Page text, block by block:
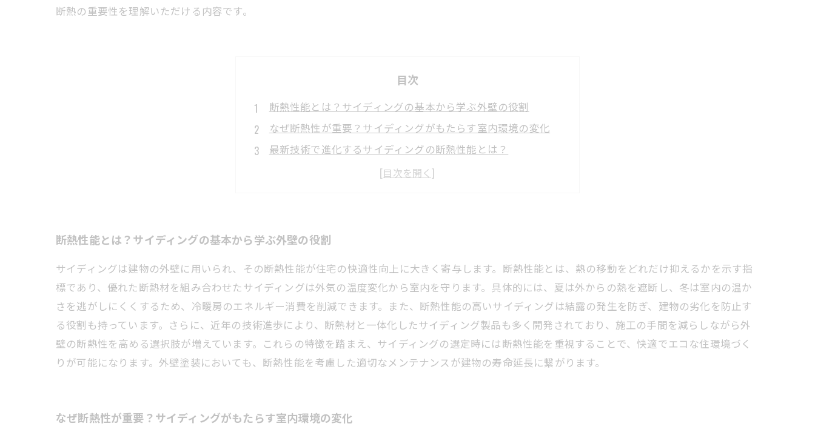
断熱の重要性を理解いただける内容です。
目次
断熱性能とは？サイディングの基本から学ぶ外壁の役割
なぜ断熱性が重要？サイディングがもたらす室内環境の変化
最新技術で進化するサイディングの断熱性能とは？
サイディングの断熱効果で冷暖房費を削減する具体的な方法
外壁塗装のプロが教える、断熱性能を最大化するリフォーム術
断熱性能とは？サイディングの基本から学ぶ外壁の役割
サイディングは建物の外壁に用いられ、その断熱性能が住宅の快適性向上に大きく寄与します。断熱性能とは、熱の移動をどれだけ抑えるかを示す指
標であり、優れた断熱材を組み合わせたサイディングは外気の温度変化から室内を守ります。具体的には、夏は外からの熱を遮断し、冬は室内の温か
さを逃がしにくくするため、冷暖房のエネルギー消費を削減できます。また、断熱性能の高いサイディングは結露の発生を防ぎ、建物の劣化を防止す
る役割も持っています。さらに、近年の技術進歩により、断熱材と一体化したサイディング製品も多く開発されており、施工の手間を減らしながら外
壁の断熱性を高める選択肢が増えています。これらの特徴を踏まえ、サイディングの選定時には断熱性能を重視することで、快適でエコな住環境づく
りが可能になります。外壁塗装においても、断熱性能を考慮した適切なメンテナンスが建物の寿命延長に繋がります。
なぜ断熱性が重要？サイディングがもたらす室内環境の変化